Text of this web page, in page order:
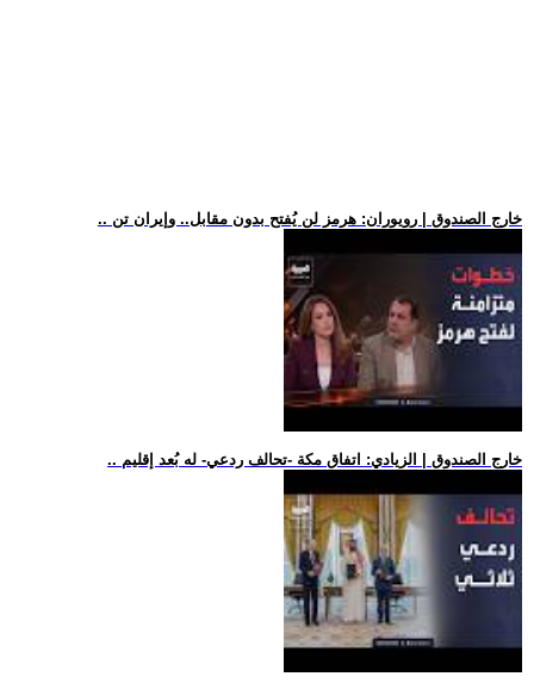
.. خارج الصندوق | رويوران: هرمز لن يُفتح بدون مقابل.. وإيران تن
.. خارج الصندوق | الزيادي: اتفاق مكة -تحالف ردعي- له بُعد إقليم